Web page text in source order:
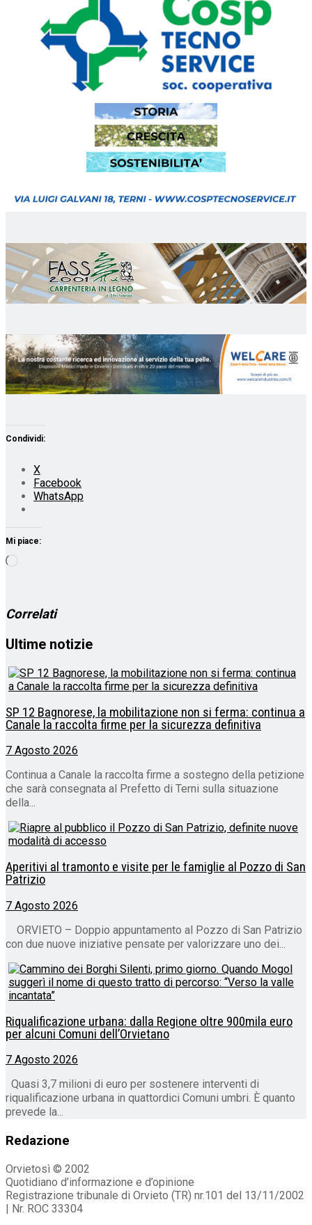
Condividi:
X
Facebook
WhatsApp
Mi piace:
Correlati
Ultime notizie
SP 12 Bagnorese, la mobilitazione non si ferma: continua a
Canale la raccolta firme per la sicurezza definitiva
7 Agosto 2026
Continua a Canale la raccolta firme a sostegno della petizione
che sarà consegnata al Prefetto di Terni sulla situazione
della...
Aperitivi al tramonto e visite per le famiglie al Pozzo di San
Patrizio
7 Agosto 2026
ORVIETO – Doppio appuntamento al Pozzo di San Patrizio
con due nuove iniziative pensate per valorizzare uno dei...
Riqualificazione urbana: dalla Regione oltre 900mila euro
per alcuni Comuni dell’Orvietano
7 Agosto 2026
Quasi 3,7 milioni di euro per sostenere interventi di
riqualificazione urbana in quattordici Comuni umbri. È quanto
prevede la...
Redazione
Orvietosì © 2002
Quotidiano d’informazione e d’opinione
Registrazione tribunale di Orvieto (TR) nr.101 del 13/11/2002
| Nr. ROC 33304